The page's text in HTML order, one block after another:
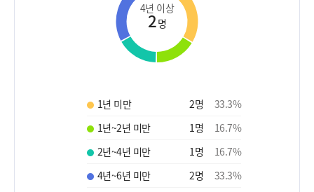
4년 이상
2명
1년 미만 2명 33.3%
1년~2년 미만
1명 16.7%
2년~4년 미만
1명 16.7%
4년~6년 미만
2명 33.3%